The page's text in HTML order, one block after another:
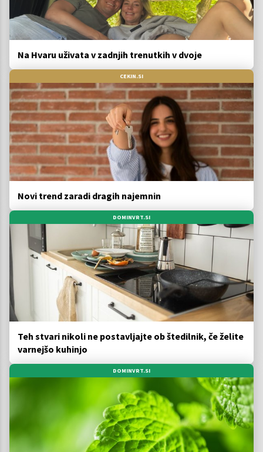
Na Hvaru uživata v zadnjih trenutkih v dvoje
CEKIN.SI
Novi trend zaradi dragih najemnin
DOMINVRT.SI
Teh stvari nikoli ne postavljajte ob štedilnik, če želite
varnejšo kuhinjo
DOMINVRT.SI